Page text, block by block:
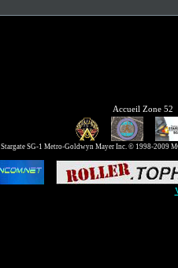
Accueil Zone 52
Stargate SG-1 Metro-Goldwyn Mayer Inc. © 1998-2009